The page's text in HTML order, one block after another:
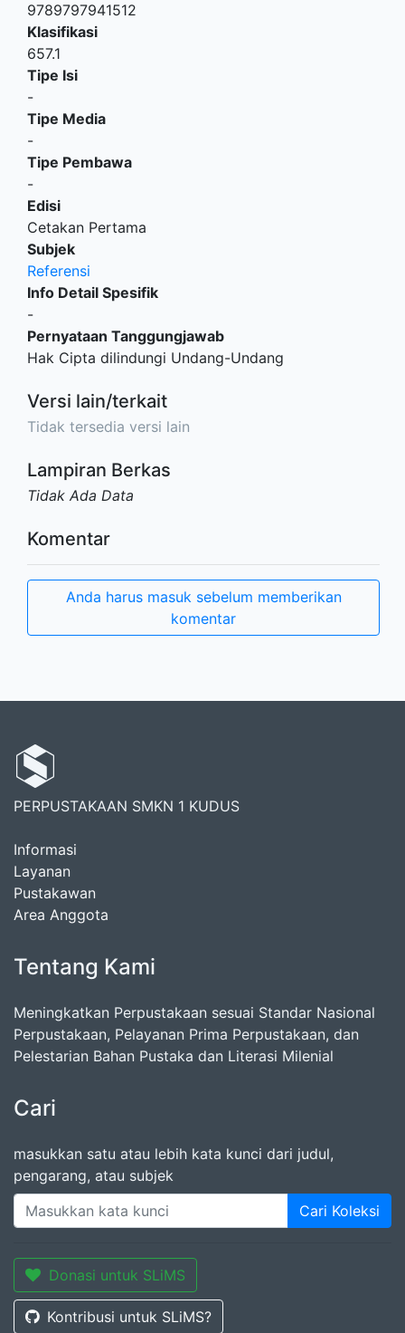
9789797941512
Klasifikasi
657.1
Tipe Isi
-
Tipe Media
-
Tipe Pembawa
-
Edisi
Cetakan Pertama
Subjek
Referensi
Info Detail Spesifik
-
Pernyataan Tanggungjawab
Hak Cipta dilindungi Undang-Undang
Versi lain/terkait
Tidak tersedia versi lain
Lampiran Berkas
Tidak Ada Data
Komentar
Anda harus masuk sebelum memberikan
komentar
PERPUSTAKAAN SMKN 1 KUDUS
Informasi
Layanan
Pustakawan
Area Anggota
Tentang Kami
Meningkatkan Perpustakaan sesuai Standar Nasional
Perpustakaan, Pelayanan Prima Perpustakaan, dan
Pelestarian Bahan Pustaka dan Literasi Milenial
Cari
masukkan satu atau lebih kata kunci dari judul,
pengarang, atau subjek
Cari Koleksi
Donasi untuk SLiMS
Kontribusi untuk SLiMS?